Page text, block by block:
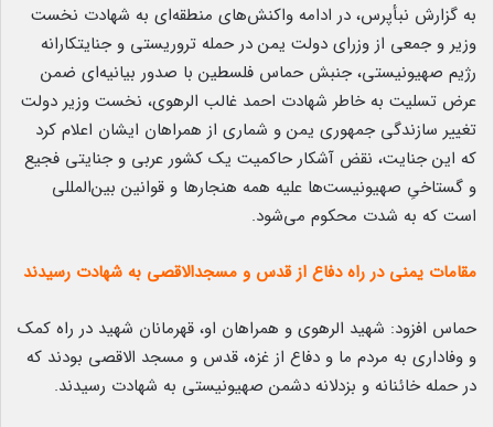
به گزارش نبأپرس، در ادامه واکنش‌های منطقه‌ای به شهادت نخست
وزیر و جمعی از وزرای دولت یمن در حمله تروریستی و جنایتکارانه
رژیم صهیونیستی، جنبش حماس فلسطین با صدور بیانیه‌ای ضمن
عرض تسلیت به خاطر شهادت احمد غالب الرهوی، نخست وزیر دولت
تغییر سازندگی جمهوری یمن و شماری از همراهان ایشان اعلام کرد
که این جنایت، نقض آشکار حاکمیت یک کشور عربی و جنایتی فجیع
و گستاخیِ صهیونیست‌ها علیه همه هنجارها و قوانین بین‌المللی
است که به شدت محکوم می‌شود.
مقامات یمنی در راه دفاع از قدس و مسجدالاقصی به شهادت رسیدند
حماس افزود: شهید الرهوی و همراهان او، قهرمانان شهید در راه کمک
و وفاداری به مردم ما و دفاع از غزه، قدس و مسجد الاقصی بودند که
در حمله خائنانه و بزدلانه دشمن صهیونیستی به شهادت رسیدند.